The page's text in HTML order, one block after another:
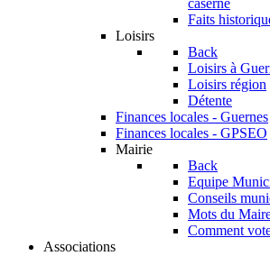
caserne
Faits
Loisirs
Back
Loisirs à
Loisirs région
Détente
Finances locales - Guernes
Finances locales - GPSEO
Mairie
Back
Equipe
Conseils
Mots du
Comment
Associations